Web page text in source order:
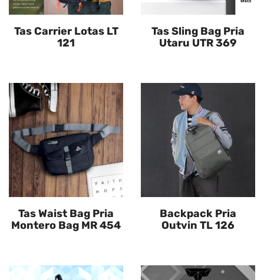
Tas Carrier Lotas LT
121
Tas Sling Bag Pria
Utaru UTR 369
Tas Waist Bag Pria
Montero Bag MR 454
Backpack Pria
Outvin TL 126